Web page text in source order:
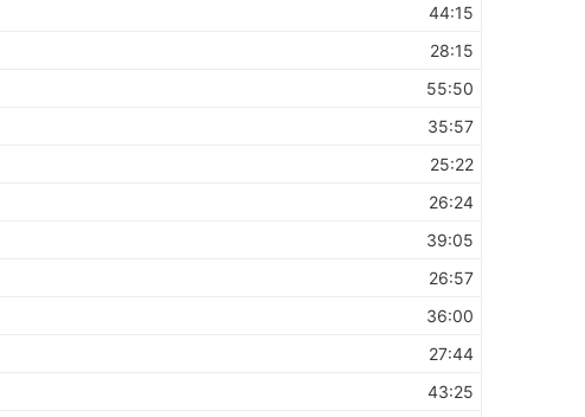
44:15
28:15
55:50
35:57
25:22
26:24
39:05
26:57
36:00
27:44
43:25